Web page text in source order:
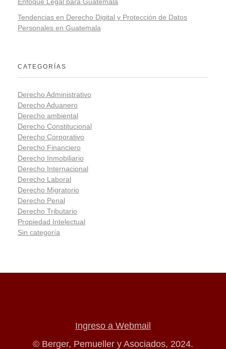
Tendencias en Derecho Digital y Protección de Datos
Personales en Guatemala
CATEGORÍAS
Derecho Administrativo
Derecho Aduanero
Derecho ambiental
Derecho Constitucional
Derecho Corporativo
Derecho Financiero
Derecho Inmobiliario
Derecho Internacional
Derecho Laboral
Derecho Migratorio
Derecho Penal
Derecho Tributario
Propiedad Intelectual
Sin categoría
Ingreso a Webmail
© Berger, Pemueller y Asociados, 2024.